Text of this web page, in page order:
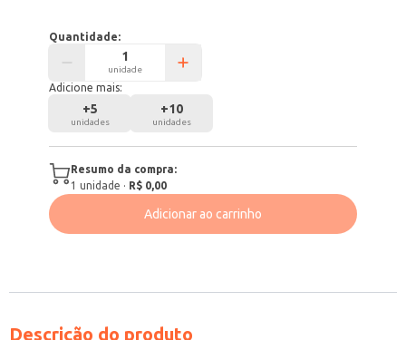
Quantidade:
unidade
Adicione mais:
+5
unidades
+10
unidades
Resumo da compra:
1 unidade · R$ 0,00
Adicionar ao carrinho
Descrição do produto